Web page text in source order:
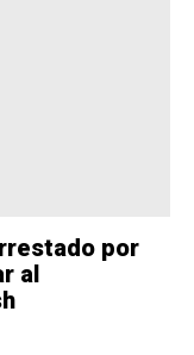
por
al